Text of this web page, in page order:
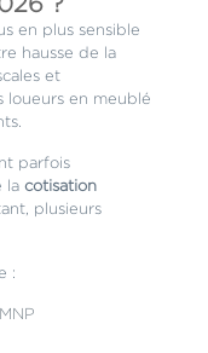
en plus sensible
hausse de la
et
loueurs en meublé
parfois
la cotisation
plusieurs
: